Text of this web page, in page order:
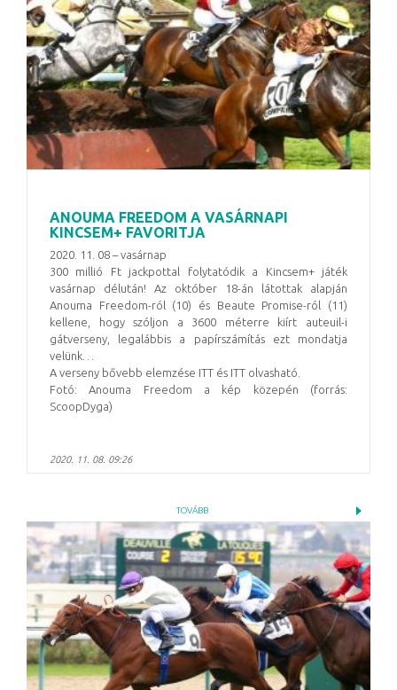
ANOUMA FREEDOM A VASÁRNAPI
KINCSEM+ FAVORITJA
2020. 11. 08 – vasárnap
300 millió Ft jackpottal folytatódik a Kincsem+ játék
vasárnap délután! Az október 18-án látottak alapján
Anouma Freedom-ról (10) és Beaute Promise-ról (11)
kellene, hogy szóljon a 3600 méterre kiírt auteuil-i
gátverseny, legalábbis a papírszámítás ezt mondatja
velünk…
A verseny bővebb elemzése ITT és ITT olvasható.
Fotó: Anouma Freedom a kép közepén (forrás:
ScoopDyga)
2020. 11. 08. 09:26
TOVÁBB